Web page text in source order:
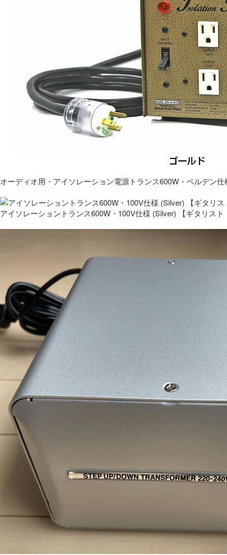
オーディオ用・アイソレーション電源トランス600W・ベルデン仕
アイソレーショントランス600W・100V仕様 (Silver) 【ギタリス